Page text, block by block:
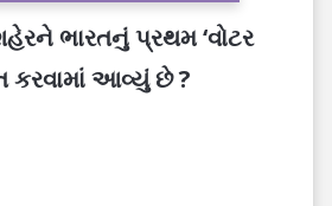
ભારતનું પ્રથમ ‘વોટર
કરવામાં આવ્યું છે ?